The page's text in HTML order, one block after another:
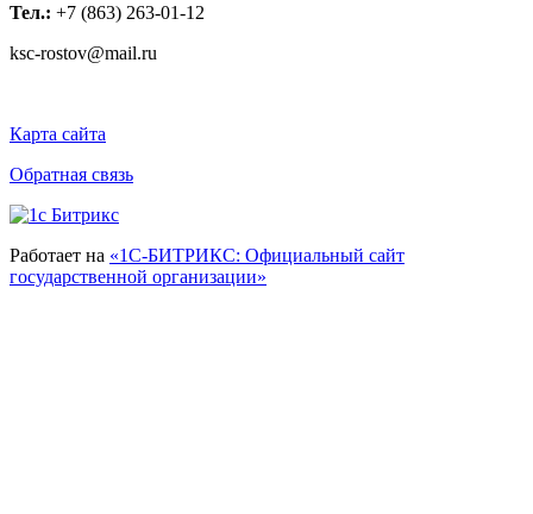
Тел.: +7 (863) 263-01-12
ksc-rostov@mail.ru
Карта сайта
Обратная связь
Работает на «1С-БИТРИКС: Официальный сайт
государственной организации»